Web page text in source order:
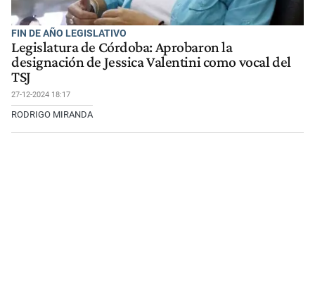
FIN DE AÑO LEGISLATIVO
Legislatura de Córdoba: Aprobaron la
designación de Jessica Valentini como vocal del
TSJ
27-12-2024 18:17
RODRIGO MIRANDA